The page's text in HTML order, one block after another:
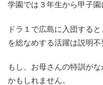
学園では３年生から甲子園
ドラ１で広島に入団する
を総なめする活躍は説明不
もし、お母さんの特訓が
かもしれません。